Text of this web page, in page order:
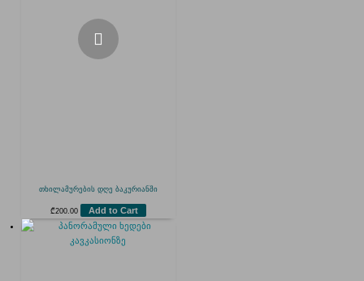
თხილამურების დღე ბაკურიანში
₾200.00 Add to Cart